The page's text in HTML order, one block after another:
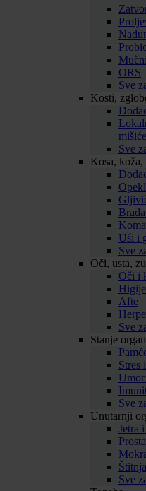
ORS
Sve
Kosti,
mišiće
Sve
Kosa,
Uši i
Sve
Oči, usta,
Oči i
Afte
Sve
Stanje
Stres
Sve
Unutarnji
Jetra
Sve